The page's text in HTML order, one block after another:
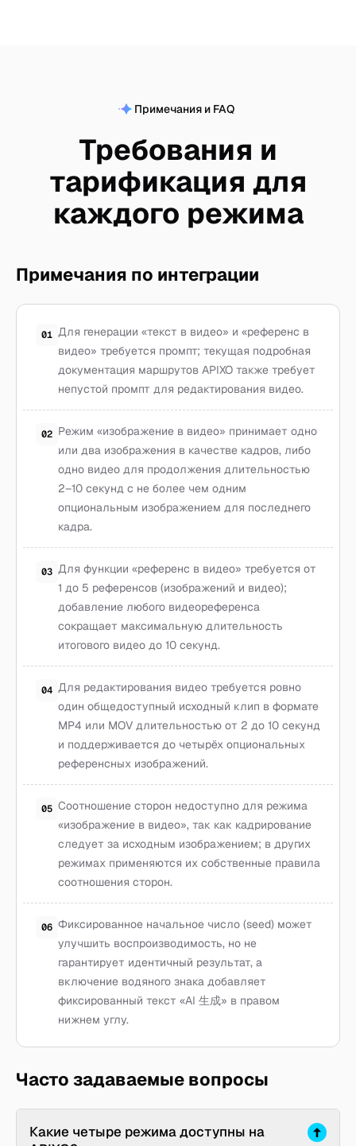
Примечания и FAQ
Требования и
тарификация для
каждого режима
Примечания по интеграции
01 Для генерации «текст в видео» и «референс в
видео» требуется промпт; текущая подробная
документация маршрутов APIXO также требует
непустой промпт для редактирования видео.
02 Режим «изображение в видео» принимает одно
или два изображения в качестве кадров, либо
одно видео для продолжения длительностью
2–10 секунд с не более чем одним
опциональным изображением для последнего
кадра.
03 Для функции «референс в видео» требуется от
1 до 5 референсов (изображений и видео);
добавление любого видеореференса
сокращает максимальную длительность
итогового видео до 10 секунд.
04 Для редактирования видео требуется ровно
один общедоступный исходный клип в формате
MP4 или MOV длительностью от 2 до 10 секунд
и поддерживается до четырёх опциональных
референсных изображений.
05 Соотношение сторон недоступно для режима
«изображение в видео», так как кадрирование
следует за исходным изображением; в других
режимах применяются их собственные правила
соотношения сторон.
06 Фиксированное начальное число (seed) может
улучшить воспроизводимость, но не
гарантирует идентичный результат, а
включение водяного знака добавляет
фиксированный текст «AI 生成» в правом
нижнем углу.
Часто задаваемые вопросы
Какие четыре режима доступны на